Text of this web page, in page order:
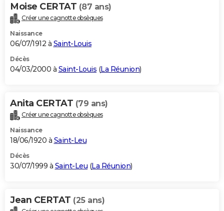
Moise CERTAT (87 ans)
Créer une cagnotte obsèques
Naissance
06/07/1912 à Saint-Louis
Décès
04/03/2000 à Saint-Louis (La Réunion)
Anita CERTAT (79 ans)
Créer une cagnotte obsèques
Naissance
18/06/1920 à Saint-Leu
Décès
30/07/1999 à Saint-Leu (La Réunion)
Jean CERTAT (25 ans)